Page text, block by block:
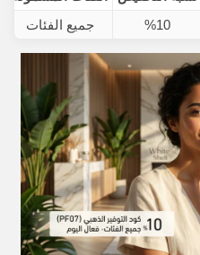
%10 جميع الفئات